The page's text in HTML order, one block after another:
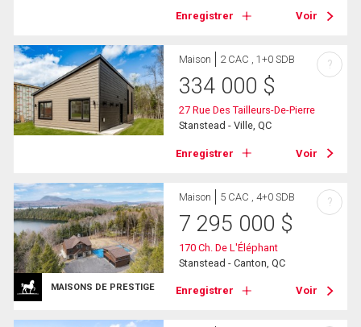
Enregistrer Voir
Maison 2 CAC , 1+0 SDB
334 000 $
27 Rue Des Tailleurs-De-Pierre
Stanstead - Ville, QC
Enregistrer Voir
?
MAISONS DE PRESTIGE
Maison 5 CAC , 4+0 SDB
7 295 000 $
170 Ch. De L'Éléphant
Stanstead - Canton, QC
Enregistrer Voir
?